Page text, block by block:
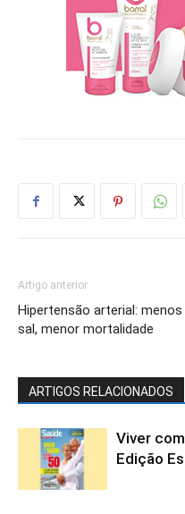
Artigo anterior
Hipertensão arterial: menos
sal, menor mortalidade
ARTIGOS RELACIONADOS
Viver
Edição